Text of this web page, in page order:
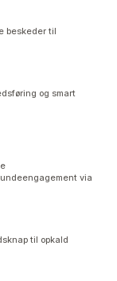
beskeder til
og smart
via
til opkald